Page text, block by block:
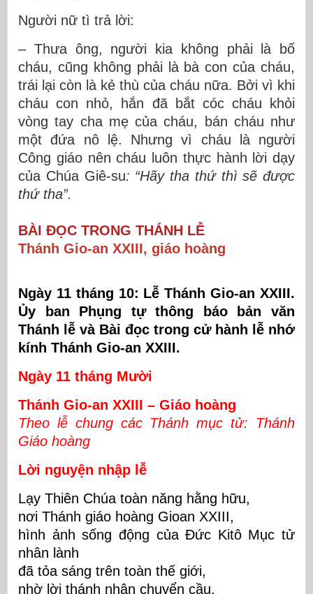
Người nữ tì trả lời:
– Thưa ông, người kia không phải là bố
cháu, cũng không phải là bà con của cháu,
trái lại còn là kẻ thù của cháu nữa. Bởi vì khi
cháu con nhỏ, hắn đã bắt cóc cháu khỏi
vòng tay cha mẹ của cháu, bán cháu như
một đứa nô lệ. Nhưng vì cháu là người
Công giáo nên cháu luôn thực hành lời dạy
của Chúa Giê-su: “Hãy tha thứ thì sẽ được
thứ tha”.
BÀI ĐỌC TRONG THÁNH LỄ
Thánh Gio-an XXIII, giáo hoàng
Ngày 11 tháng 10: Lễ Thánh Gio-an XXIII.
Ủy ban Phụng tự thông báo bản văn
Thánh lễ và Bài đọc trong cử hành lễ nhớ
kính Thánh Gio-an XXIII.
Ngày 11 tháng Mười
Thánh Gio-an XXIII – Giáo hoàng
Theo lễ chung các Thánh mục tử: Thánh
Giáo hoàng
Lời nguyện nhập lễ
Lạy Thiên Chúa toàn năng hằng hữu,
nơi Thánh giáo hoàng Gioan XXIII,
hình ảnh sống động của Đức Kitô Mục tử
nhân lành
đã tỏa sáng trên toàn thế giới,
nhờ lời thánh nhân chuyển cầu,